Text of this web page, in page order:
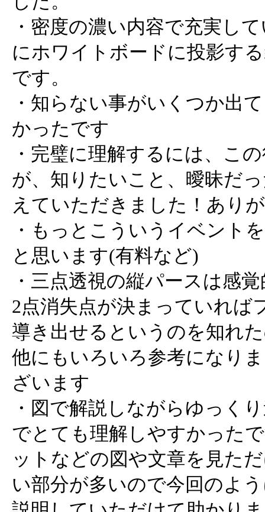
・密度の濃い内容で充実し
にホワイトボードに投影す
です。
・知らない事がいくつか出
かったです
・完璧に理解するには、こ
が、知りたいこと、曖昧だ
えていただきました！あり
・もっとこういうイベント
と思います(有料など)
・三点透視の縦パースは感
2点消失点が決まっていれば
導き出せるというのを知れ
他にもいろいろ参考になり
ざいます
・図で解説しながらゆっく
でとても理解しやすかった
ットなどの図や文章を見た
い部分が多いので今回のよ